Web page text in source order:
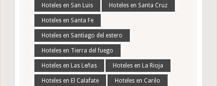
Hoteles en San Luis Hoteles en Santa Cruz
Hoteles en Santa Fe
Hoteles en Santiago del estero
Hoteles en Tierra del fuego
Hoteles en Las Leñas Hoteles en La Rioja
Hoteles en El Calafate Hoteles en Carilo